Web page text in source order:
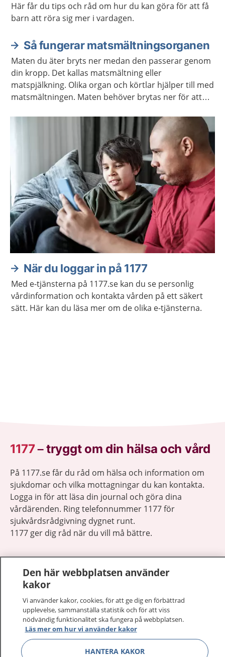
Här får du tips och råd om hur du kan göra för att få
barn att röra sig mer i vardagen.
Så fungerar matsmältningsorganen
Maten du äter bryts ner medan den passerar genom
din kropp. Det kallas matsmältning eller
matspjälkning. Olika organ och körtlar hjälper till med
matsmältningen. Maten behöver brytas ner för att
När du loggar in på 1177
Med e-tjänsterna på 1177.se kan du se personlig
vårdinformation och kontakta vården på ett säkert
sätt. Här kan du läsa mer om de olika e-tjänsterna.
1177–tryggt om din hälsa och vård
På 1177.se får du råd om hälsa och information om
sjukdomar och vilka mottagningar du kan kontakta.
Logga in för att läsa din journal och göra dina
vårdärenden. Ring telefonnummer 1177 för
sjukvårdsrådgivning dygnet runt.
1177 ger dig råd när du vill må bättre.
1177 på flera språk
Om 1177
Kontakt Visa
Den här webbplatsen använder
kakor
Vi använder kakor, cookies, för att ge dig en förbättrad
upplevelse, sammanställa statistik och för att viss
nödvändig funktionalitet ska fungera på webbplatsen.
Läs mer om hur vi använder kakor
HANTERA KAKOR